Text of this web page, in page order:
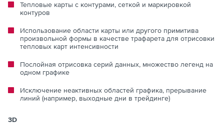
Тепловые карты с контурами, сеткой и маркировкой
контуров
Использование области карты или другого примитива
произвольной формы в качестве трафарета для отрисовки
тепловых карт интенсивности
Послойная отрисовка серий данных, множество легенд на
одном графике
Исключение неактивных областей графика, прерывание
линий (например, выходные дни в трейдинге)
3D